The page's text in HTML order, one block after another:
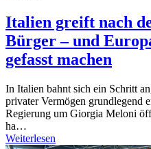
Italien greift nach
Bürger – und
gefasst machen
In Italien bahnt sich ein Schritt
privater Vermögen grundlegend
Regierung um Giorgia Meloni
ha…
Weiterlesen